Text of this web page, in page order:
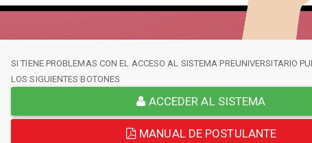
SI TIENE PROBLEMAS CON EL ACCESO AL SISTEMA PREUNIVERSITARIO
LOS SIGUIENTES BOTONES
ACCEDER AL SISTEMA
MANUAL DE POSTULANTE